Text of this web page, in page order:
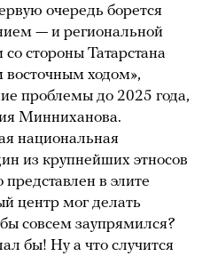
очередь борется
— и региональной
стороны Татарстана
восточным ходом»,
проблемы до 2025 года,
Минниханова.
национальная
из крупнейших этносов
в элите
центр мог делать
совсем заупрямился?
бы! Ну а что случится